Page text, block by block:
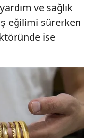
ve sağlık
eğilimi sürerken
ise